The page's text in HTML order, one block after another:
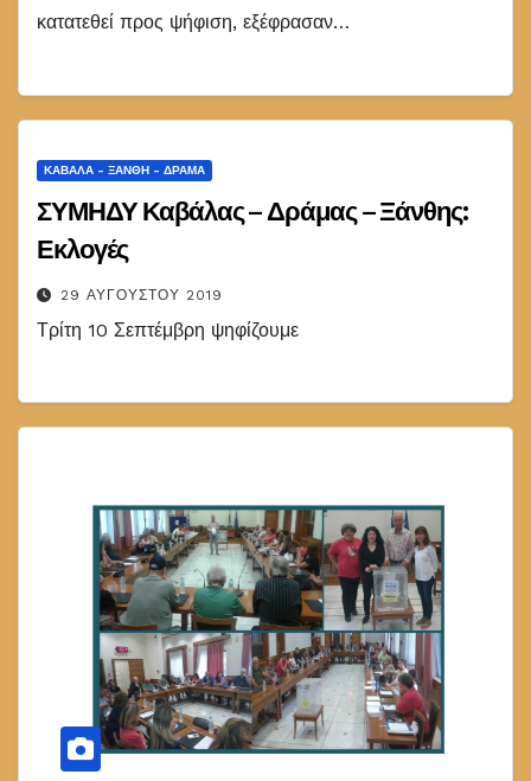
κατατεθεί προς ψήφιση, εξέφρασαν…
ΚΑΒΆΛΑ - ΞΆΝΘΗ - ΔΡΆΜΑ
ΣΥΜΗΔΥ Καβάλας – Δράμας – Ξάνθης:
Εκλογές
29 ΑΥΓΟΎΣΤΟΥ 2019
Τρίτη 10 Σεπτέμβρη ψηφίζουμε